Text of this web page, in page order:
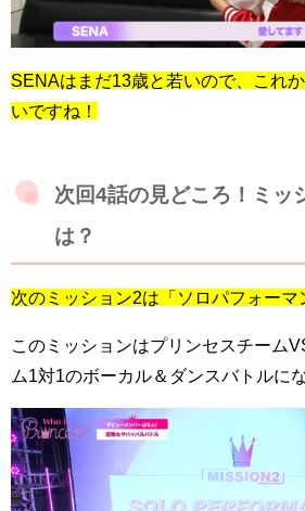
SENAはまだ13歳と若いので、これ
いですね！
次回4話の見どころ！ミッ
は？
次のミッション2は「ソロパフォーマ
このミッションはプリンセスチーム
ム1対1のボーカル＆ダンスバトルに